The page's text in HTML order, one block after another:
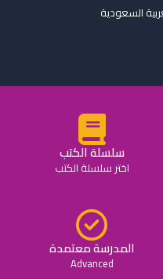
السعودية
سلسلة الكتب
اختر سلسلة الكتب
المدرسة معتمدة
Advanced